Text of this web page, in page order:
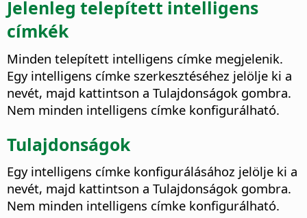
Jelenleg telepített intelligens
címkék
Minden telepített intelligens címke megjelenik.
Egy intelligens címke szerkesztéséhez jelölje ki a
nevét, majd kattintson a Tulajdonságok gombra.
Nem minden intelligens címke konfigurálható.
Tulajdonságok
Egy intelligens címke konfigurálásához jelölje ki a
nevét, majd kattintson a Tulajdonságok gombra.
Nem minden intelligens címke konfigurálható.